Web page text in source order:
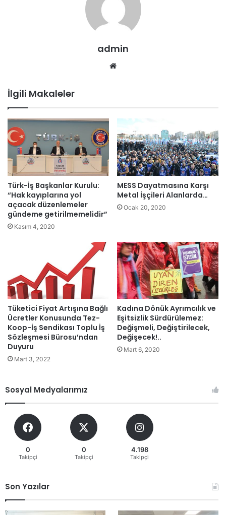
admin
İlgili Makaleler
Türk-İş Başkanlar Kurulu:
“Hak kayıplarına yol
açacak düzenlemeler
gündeme getirilmemelidir”
Kasım 4, 2020
MESS Dayatmasına Karşı
Metal İşçileri Alanlarda…
Ocak 20, 2020
Tüketici Fiyat Artışına Bağlı
Ücretler Konusunda Tez-
Koop-İş Sendikası Toplu İş
Sözleşmesi Bürosu’ndan
Duyuru
Mart 3, 2022
Kadına Dönük Ayrımcılık ve
Eşitsizlik Sürdürülemez:
Değişmeli, Değiştirilecek,
Değişecek!..
Mart 6, 2020
Sosyal Medyalarımız
0
Takipçi
0
Takipçi
4.198
Takipçi
Son Yazılar